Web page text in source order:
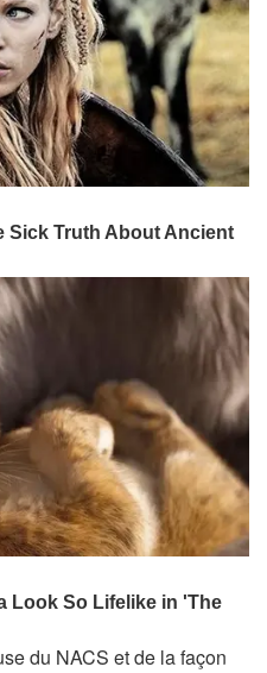
du NACS et de la façon